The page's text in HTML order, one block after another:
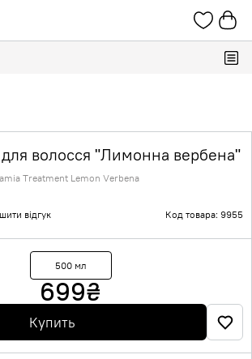
волосся "Лимонна вербена"
Treatment Lemon Verbena
відгук Код товара: 9955
500 мл
699₴
Купить